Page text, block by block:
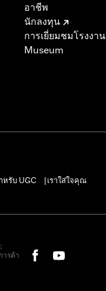
อาชีพ
นักลงทุน
การเยี่ยมชมโรงงาน
Museum
หรับ UGC เราใส่ใจคุณ
ารค้า